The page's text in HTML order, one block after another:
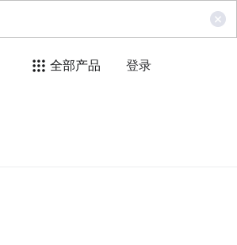
全部产品 登录